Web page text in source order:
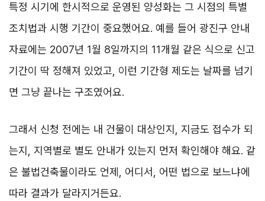
특정 시기에 한시적으로 운영된 양성화는 그 시점의 특별
조치법과 시행 기간이 중요했어요. 예를 들어 광진구 안내
자료에는 2007년 1월 8일까지의 11개월 같은 식으로 신고
기간이 딱 정해져 있었고, 이런 기간형 제도는 날짜를 넘기
면 그냥 끝나는 구조였어요.
그래서 신청 전에는 내 건물이 대상인지, 지금도 접수가 되
는지, 지역별로 별도 안내가 있는지 먼저 확인해야 해요. 같
은 불법건축물이라도 언제, 어디서, 어떤 법으로 보느냐에
따라 결과가 달라지거든요.